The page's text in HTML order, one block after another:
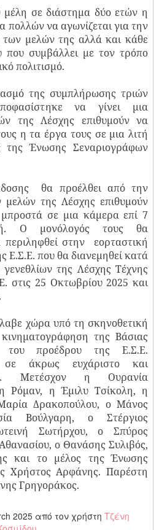
μέλη σε διάστημα δύο ετών η
πολλών να αγωνίζεται για την
μελών της αλλά και κάθε
που συμβάλλει με τον τρόπο
πολιτισμό.
της συμπλήρωσης τριών
να γίνει μια
της Λέσχης επιθυμούν να
η τα έργα τους σε μια λιτή
της Ένωσης Σεναριογράφων
θα προέλθει από την
της Λέσχης επιθυμούν
σε μια κάμερα επί 7
Ο μονόλογός τους θα
στην εορταστική
Ε.Σ.Ε. που θα διανεμηθεί κατά
της Λέσχης Τέχνης
στις 25 Οκτωβρίου 2025 και
χώρα υπό τη σκηνοθετική
της Βάσιας
του προέδρου της Ε.Σ.Ε.
άκρως ευχάριστο και
Μετέσχον η Ουρανία
Ρόμαν, η Έμιλυ Τσίκολη, η
Δρακοπούλου, ο Μάνος
Βούλγαρη, ο Στέργιος
Σωτήρχου, ο Σπύρος
ο Θανάσης Συλιβός,
και το μέλος της Ένωσης
Χρήστος Αρφάνης. Παρέστη
Γρηγοράκος.
2025 από τον χρήστη Τζένη